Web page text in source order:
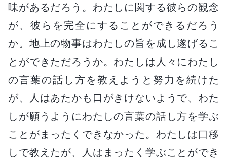
味があるだろう。わたしに関する彼らの観念
が、彼らを完全にすることができるだろう
か。地上の物事はわたしの旨を成し遂げるこ
とができただろうか。わたしは人々にわたし
の言葉の話し方を教えようと努力を続けた
が、人はあたかも口がきけないようで、わた
しが願うようにわたしの言葉の話し方を学ぶ
ことがまったくできなかった。わたしは口移
しで教えたが、人はまったく学ぶことができ